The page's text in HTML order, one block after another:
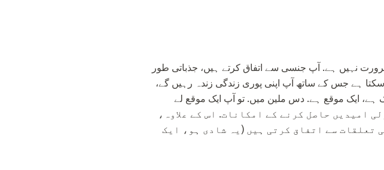
نہیں ہے. آپ جنسی سے اتفاق کرتے ہیں، جذباتی طور
ہے جس کے ساتھ آپ اپنی پوری زندگی زندہ رہیں گے،
ہے، ایک موقع ہے. دس ملین میں. تو آپ ایک موقع لے
کہ آپ کے پاس 9.9 99.9 99 ہے. غیرمعمولی امیدیں حاصل کرنے کے امکانات. اس کے علاوہ،
تعلقات سے اتفاق کرتی ہیں (یہ شادی ہو، ایک